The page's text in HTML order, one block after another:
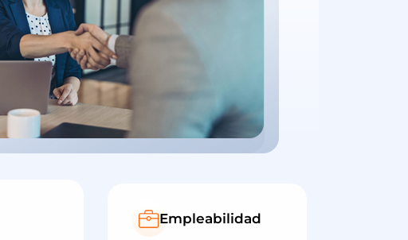
Empleabilidad